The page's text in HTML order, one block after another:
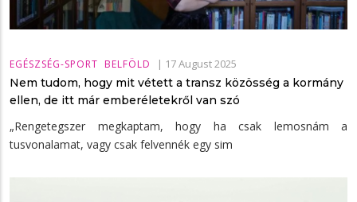
EGÉSZSÉG-SPORT BELFÖLD | 17 August 2025
Nem tudom, hogy mit vétett a transz közösség a kormány
ellen, de itt már emberéletekről van szó
„Rengetegszer megkaptam, hogy ha csak lemosnám a
tusvonalamat, vagy csak felvennék egy sim